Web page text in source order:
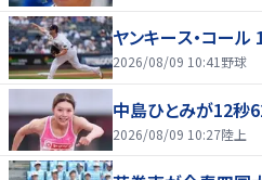
ヤンキース・コー
2026/08/09 10:41 野球
中島ひとみが12秒
2026/08/09 10:27陸上